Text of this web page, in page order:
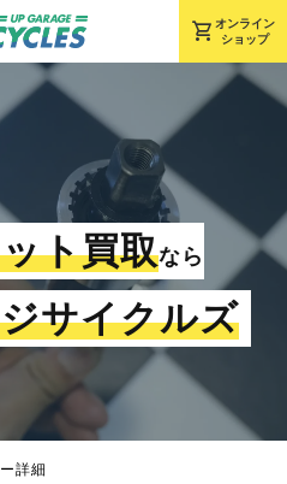
shopping_cart オンライン
ショップ
ト買取なら
サイクルズ
詳細